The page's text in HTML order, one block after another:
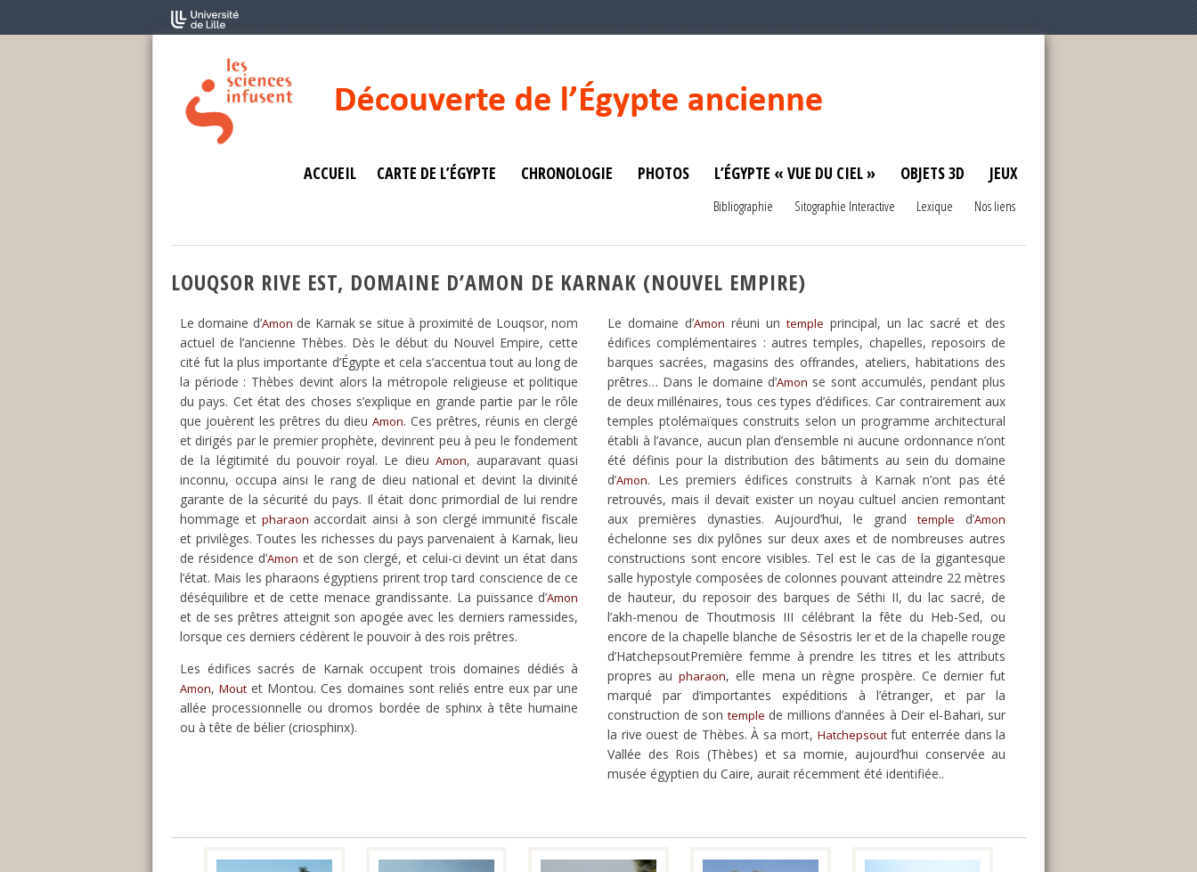
ACCUEIL CARTE DE L’ÉGYPTE CHRONOLOGIE PHOTOS L’ÉGYPTE « VUE DU CIEL » OBJETS 3D JEUX
Bibliographie Sitographie Interactive Lexique Nos liens
LOUQSOR RIVE EST, DOMAINE D’AMON DE KARNAK (NOUVEL EMPIRE)
Le domaine d’Amon de Karnak se situe à proximité de Louqsor, nom
actuel de l’ancienne Thèbes. Dès le début du Nouvel Empire, cette
cité fut la plus importante d’Égypte et cela s’accentua tout au long de
la période : Thèbes devint alors la métropole religieuse et politique
du pays. Cet état des choses s’explique en grande partie par le rôle
que jouèrent les prêtres du dieuAmon. Ces prêtres, réunis en clergé
et dirigés par le premier prophète, devinrent peu à peu le fondement
de la légitimité du pouvoir royal. Le dieu Amon, auparavant quasi
inconnu, occupa ainsi le rang de dieu national et devint la divinité
garante de la sécurité du pays. Il était donc primordial de lui rendre
hommage et pharaon accordait ainsi à son clergé immunité fiscale
et privilèges. Toutes les richesses du pays parvenaient à Karnak, lieu
de résidence d’Amon et de son clergé, et celui-ci devint un état dans
l’état. Mais les pharaons égyptiens prirent trop tard conscience de ce
déséquilibre et de cette menace grandissante. La puissance d’Amon
et de ses prêtres atteignit son apogée avec les derniers ramessides,
lorsque ces derniers cédèrent le pouvoir à des rois prêtres.
Les édifices sacrés de Karnak occupent trois domaines dédiés à
Amon,Mout et Montou. Ces domaines sont reliés entre eux par une
allée processionnelle ou dromos bordée de sphinx à tête humaine
ou à tête de bélier (criosphinx).
Le domaine d’Amon réuni untemple principal, un lac sacré et des
édifices complémentaires : autres temples, chapelles, reposoirs de
barques sacrées, magasins des offrandes, ateliers, habitations des
prêtres… Dans le domaine d’Amon se sont accumulés, pendant plus
de deux millénaires, tous ces types d’édifices. Car contrairement aux
temples ptolémaïques construits selon un programme architectural
établi à l’avance, aucun plan d’ensemble ni aucune ordonnance n’ont
été définis pour la distribution des bâtiments au sein du domaine
d’Amon. Les premiers édifices construits à Karnak n’ont pas été
retrouvés, mais il devait exister un noyau cultuel ancien remontant
aux premières dynasties. Aujourd’hui, le grandtemple d’Amon
échelonne ses dix pylônes sur deux axes et de nombreuses autres
constructions sont encore visibles. Tel est le cas de la gigantesque
salle hypostyle composées de colonnes pouvant atteindre 22 mètres
de hauteur, du reposoir des barques de Séthi II, du lac sacré, de
l’akh-menou de Thoutmosis III célébrant la fête du Heb-Sed, ou
encore de la chapelle blanche de Sésostris Ier et de la chapelle rouge
d’HatchepsoutPremière femme à prendre les titres et les attributs
propres aupharaon, elle mena un règne prospère. Ce dernier fut
marqué par d’importantes expéditions à l’étranger, et par la
construction de son temple de millions d’années à Deir el-Bahari, sur
la rive ouest de Thèbes. À sa mort, Hatchepsoutfut enterrée dans la
Vallée des Rois (Thèbes) et sa momie, aujourd’hui conservée au
musée égyptien du Caire, aurait récemment été identifiée..